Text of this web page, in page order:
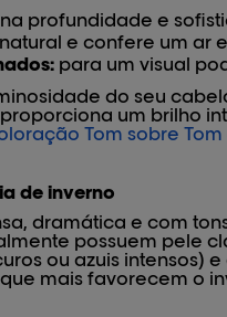
profundidade e
e confere um ar
para um visual
do seu
um brilho
Tom sobre Tom
de inverno
dramática e com
possuem pele
ou azuis intensos)
mais favorecem o